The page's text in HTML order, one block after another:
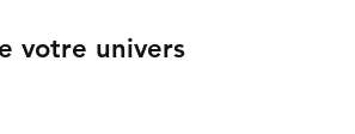
votre univers